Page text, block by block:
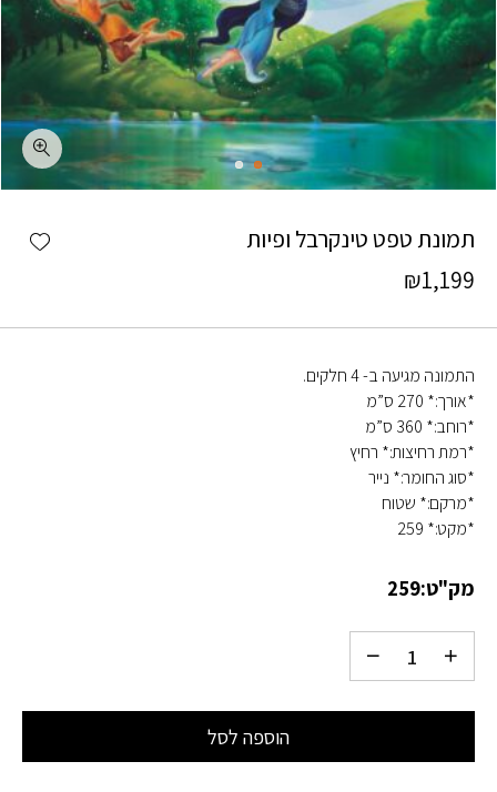
תמונת טפט טינקרבל ופיות
₪1,199
התמונה מגיעה ב- 4 חלקים.
*אורך:* 270 ס”מ
*רוחב:* 360 ס”מ
*רמת רחיצות:* רחיץ
*סוג החומר:* נייר
*מרקם:* שטוח
*מקט:* 259
מק"ט:259
הוספה לסל